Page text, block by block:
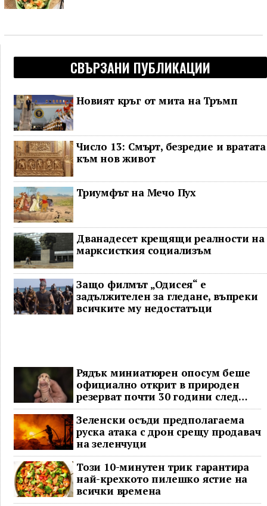
СВЪРЗАНИ ПУБЛИКАЦИИ
Новият кръг от мита на Тръмп
Число 13: Смърт, безредие и вратата
към нов живот
Триумфът на Мечо Пух
Дванадесет крещящи реалности на
марксисткия социализъм
Защо филмът „Одисея“ е
задължителен за гледане, въпреки
всичките му недостатъци
Рядък миниатюрен опосум беше
официално открит в природен
резерват почти 30 години след
последното му наблюдение
Зеленски осъди предполагаема
руска атака с дрон срещу продавач
на зеленчуци
Този 10-минутен трик гарантира
най-крехкото пилешко ястие на
всички времена